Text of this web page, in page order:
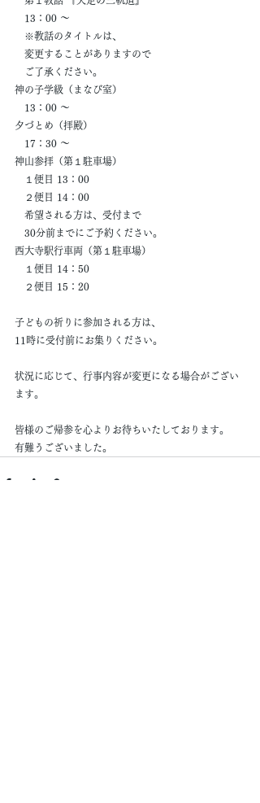
13：00 ～
※教話のタイトルは、
変更することがありますので
ご了承ください。
神の子学級（まなび室）
13：00 ～
夕づとめ（拝殿）
17：30 ～
神山参拝（第１駐車場）
１便目 13：00
２便目 14：00
希望される方は、受付まで
30分前までにご予約ください。
西大寺駅行車両（第１駐車場）
１便目 14：50
２便目 15：20
子どもの祈りに参加される方は、
11時に受付前にお集りください。
状況に応じて、行事内容が変更になる場合がござい
ます。
皆様のご帰参を心よりお待ちいたしております。
有難うございました。